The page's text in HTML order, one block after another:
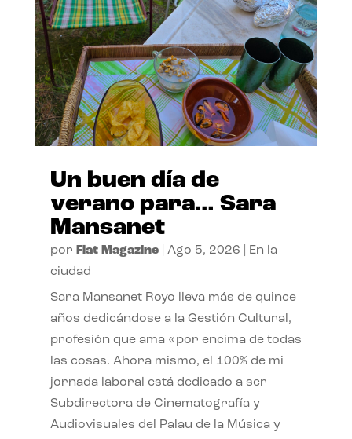
Un buen día de
verano para… Sara
Mansanet
por Flat Magazine| Ago 5, 2026
En la
ciudad
Sara Mansanet Royo lleva más de quince
años dedicándose a la Gestión Cultural,
profesión que ama «por encima de todas
las cosas. Ahora mismo, el 100% de mi
jornada laboral está dedicado a ser
Subdirectora de Cinematografía y
Audiovisuales del Palau de la Música y